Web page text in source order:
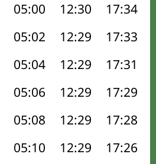
05:00 12:30 17:34
05:02 12:29 17:33
05:04 12:29 17:31
05:06 12:29 17:29
05:08 12:29 17:28
05:10 12:29 17:26